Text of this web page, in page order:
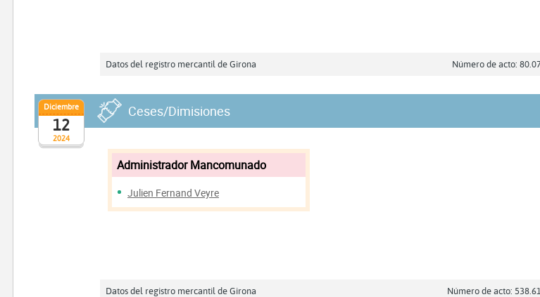
Datos del registro mercantil de Girona Número de acto:
2024
Diciembre
12
Ceses/Dimisiones
Administrador Mancomunado
Julien Fernand Veyre
Datos del registro mercantil de Girona Número de acto: